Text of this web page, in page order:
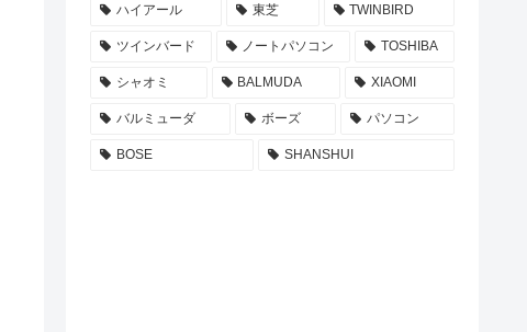
ハイアール 東芝 TWINBIRD
ツインバード ノートパソコン TOSHIBA
シャオミ BALMUDA XIAOMI
バルミューダ ボーズ パソコン
BOSE SHANSHUI